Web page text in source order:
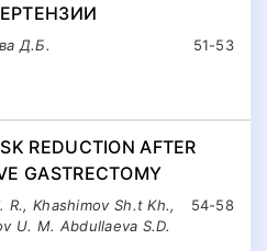
51-53
Д.Б.
REDUCTION AFTER
GASTRECTOMY
54-58
R., Khashimov Sh.t Kh.,
U. M. Abdullaeva S.D.